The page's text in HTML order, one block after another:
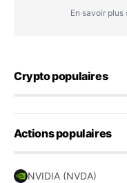
En savoir
Crypto populaires
Actions populaires
NVIDIA (NVDA)